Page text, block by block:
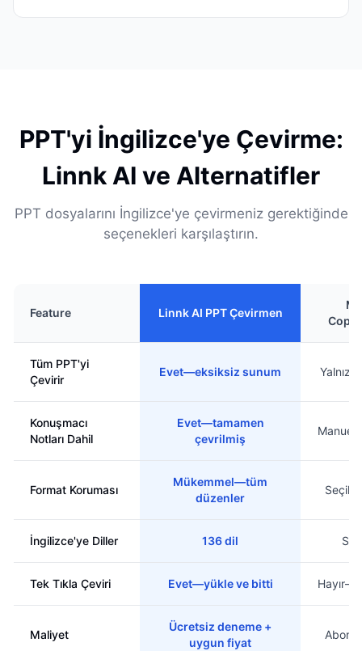
PPT'yi İngilizce'ye Çevirme:
Linnk AI ve Alternatifler
PPT dosyalarını İngilizce'ye çevirmeniz gerektiğinde
seçenekleri karşılaştırın.
Feature Linnk AI PPT Çevirmen
Tüm PPT'yi
Çevirir
Evet—eksiksiz sunum
Konuşmacı
Notları Dahil
Evet—tamamen
çevrilmiş
Manuel
Format Koruması
Mükemmel—tüm
düzenler
Seçili
İngilizce'ye Diller 136 dil
Tek Tıkla Çeviri Evet—yükle ve bitti
Maliyet
Ücretsiz deneme +
uygun fiyat